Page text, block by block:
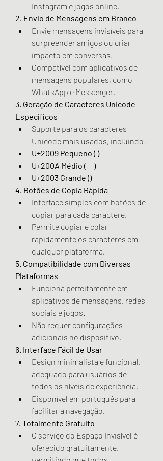
Instagram e jogos online.
2. Envio de Mensagens em Branco
Envie mensagens invisíveis para
surpreender amigos ou criar
impacto em conversas.
Compatível com aplicativos de
mensagens populares, como
WhatsApp e Messenger.
3. Geração de Caracteres Unicode
Específicos
Suporte para os caracteres
Unicode mais usados, incluindo:
U+2009 Pequeno ( )
U+200A Médio (ﾠ)
U+2003 Grande (ㅤ)
4. Botões de Cópia Rápida
Interface simples com botões de
copiar para cada caractere.
Permite copiar e colar
rapidamente os caracteres em
qualquer plataforma.
5. Compatibilidade com Diversas
Plataformas
Funciona perfeitamente em
aplicativos de mensagens, redes
sociais e jogos.
Não requer configurações
adicionais no dispositivo.
6. Interface Fácil de Usar
Design minimalista e funcional,
adequado para usuários de
todos os níveis de experiência.
Disponível em português para
facilitar a navegação.
7. Totalmente Gratuito
O serviço do Espaço Invisível é
oferecido gratuitamente,